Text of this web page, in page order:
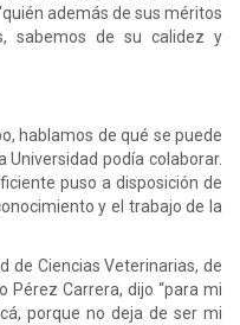
además de sus méritos
sabemos de su calidez y
hablamos de qué se puede
Universidad podía colaborar.
puso a disposición de
y el trabajo de la
de Ciencias Veterinarias, de
Pérez Carrera, dijo “para mi
porque no deja de ser mi